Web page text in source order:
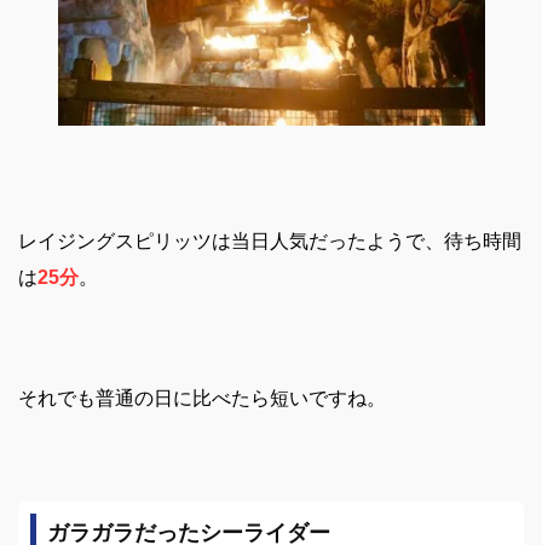
レイジングスピリッツは当日人気だったようで、待ち時間
は25分。
それでも普通の日に比べたら短いですね。
ガラガラだったシーライダー